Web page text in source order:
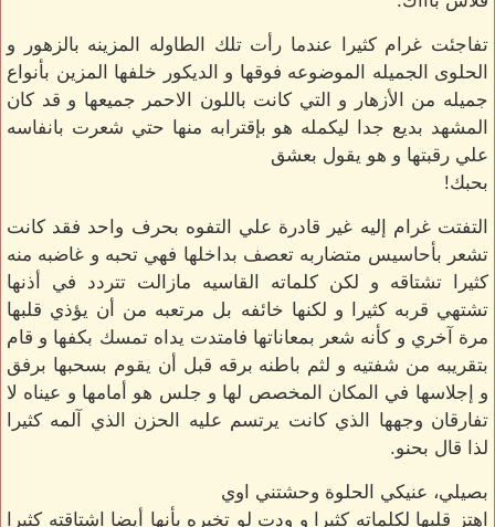
تفاجئت غرام كثيرا عندما رأت تلك الطاوله المزينه بالزهور و
الحلوى الجميله الموضوعه فوقها و الديكور خلفها المزين بأنواع
جميله من الأزهار و التي كانت باللون الاحمر جميعها و قد كان
المشهد بديع جدا ليكمله هو بإقترابه منها حتي شعرت بانفاسه
علي رقبتها و هو يقول بعشق
بحبك!
التفتت غرام إليه غير قادرة علي التفوه بحرف واحد فقد كانت
تشعر بأحاسيس متضاربه تعصف بداخلها فهي تحبه و غاضبه منه
كثيرا تشتاقه و لكن كلماته القاسيه مازالت تتردد في أذنها
تشتهي قربه كثيرا و لكنها خائفه بل مرتعبه من أن يؤذي قلبها
مرة آخري و كأنه شعر بمعاناتها فامتدت يداه تمسك بكفها و قام
بتقريبه من شفتيه و لثم باطنه برقه قبل أن يقوم بسحبها برفق
و إجلاسها في المكان المخصص لها و جلس هو أمامها و عيناه لا
تفارقان وجهها الذي كانت يرتسم عليه الحزن الذي آلمه كثيرا
لذا قال بحنو.
بصيلي، عنيكي الحلوة وحشتني اوي
اهتز قلبها لكلماته كثيرا و ودت لو تخبره بأنها أيضا اشتاقته كثيرا